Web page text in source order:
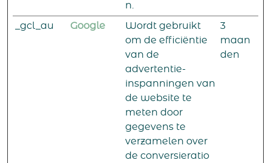
n.
_gcl_au Google
Wordt gebruikt
om de efficiëntie
van de
advertentie-
inspanningen van
de website te
meten door
gegevens te
verzamelen over
de conversieratio
3
maan
den